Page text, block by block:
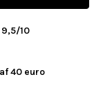
10
40 euro